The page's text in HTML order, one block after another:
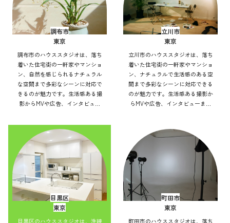
調布市
東京
調布市のハウススタジオは、落ち
着いた住宅街の一軒家やマンショ
ン、自然を感じられるナチュラル
な空間まで多彩なシーンに対応で
きるのが魅力です。生活感ある撮
影からMVや広告、インタビュー
セス良好で効率的にバリエーショ
ン豊かな撮影を実現できます。
立川市
東京
立川市のハウススタジオは、落ち
着いた住宅街の一軒家やマンショ
ン、ナチュラルで生活感のある空
間まで多彩なシーンに対応できる
のが魅力です。生活感ある撮影か
らMVや広告、インタビューまで
良好で効率的にバリエーション豊
かな撮影を実現できます。
目黒区
東京
目黒区のハウススタジオは、洗練
町田市
東京
町田市のハウススタジオは、落ち